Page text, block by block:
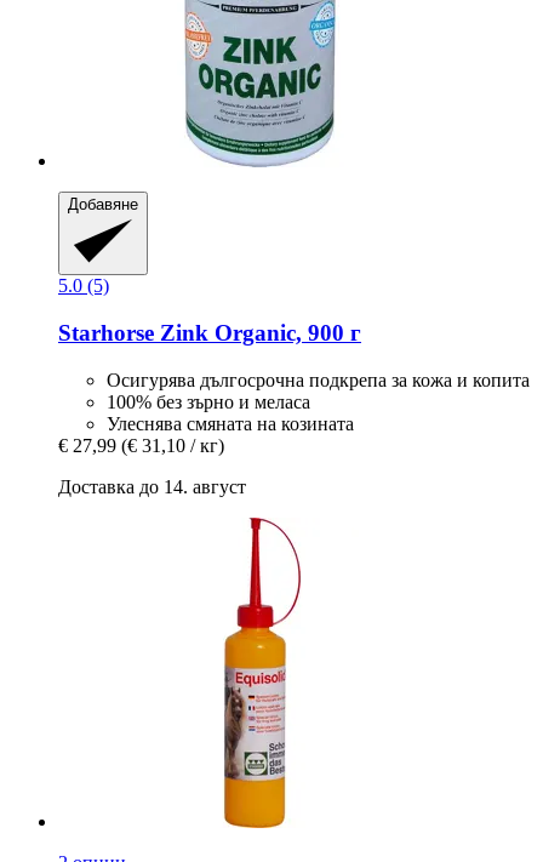
Добавяне
5.0 (5)
Starhorse Zink Organic, 900 г
Осигурява дългосрочна подкрепа за кожа и копита
100% без зърно и меласа
Улеснява смяната на козината
€ 27,99 (€ 31,10 / кг)
Доставка до 14. август